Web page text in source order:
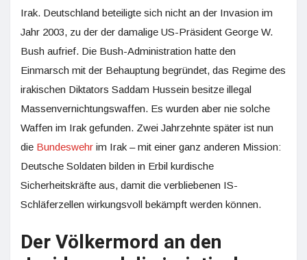
Irak. Deutschland beteiligte sich nicht an der Invasion im
Jahr 2003, zu der der damalige US-Präsident George W.
Bush aufrief. Die Bush-Administration hatte den
Einmarsch mit der Behauptung begründet, das Regime des
irakischen Diktators Saddam Hussein besitze illegal
Massenvernichtungswaffen. Es wurden aber nie solche
Waffen im Irak gefunden. Zwei Jahrzehnte später ist nun
die Bundeswehr im Irak – mit einer ganz anderen Mission:
Deutsche Soldaten bilden in Erbil kurdische
Sicherheitskräfte aus, damit die verbliebenen IS-
Schläferzellen wirkungsvoll bekämpft werden können.
Der Völkermord an den